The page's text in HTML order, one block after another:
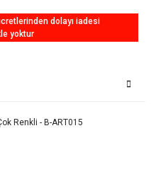
dolayı iadesi
yoktur
Renkli - B-ART015